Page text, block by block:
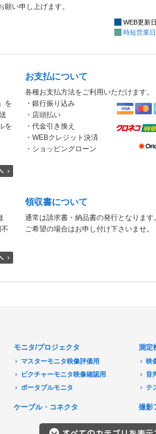
い申し上げます。
WEB更新日
時短営業日
を
を
お支払について
各種お支払方法をご利用いただけます。
・銀行振り込み
・店頭払い
・代金引き換え
・WEBクレジット決済
・ショッピングローン
領収書について
通常は請求書・納品書の発行となります
ご希望の場合はお申し付け下さいませ。
モニタ/プロジェクタ
マスターモニタ映像評価用
ピクチャーモニタ映像確認用
ポータブルモニタ
プロジェクタ
測定
映
音
テ
レ
ケーブル・コネクタ 撮影